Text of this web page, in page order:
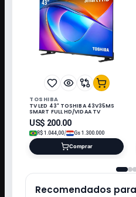
TOSHIBA
TV LED 43" TOSHIBA 43V35MS
SMART FULL HD/VIDAA TV
US$ 200.00
R$ 1.044,00/ Gs 1.300.000
Comprar
Recomendados